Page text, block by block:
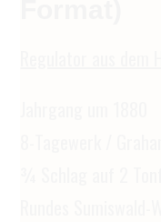
Regulator aus
8-Tagewerk /
Rundes